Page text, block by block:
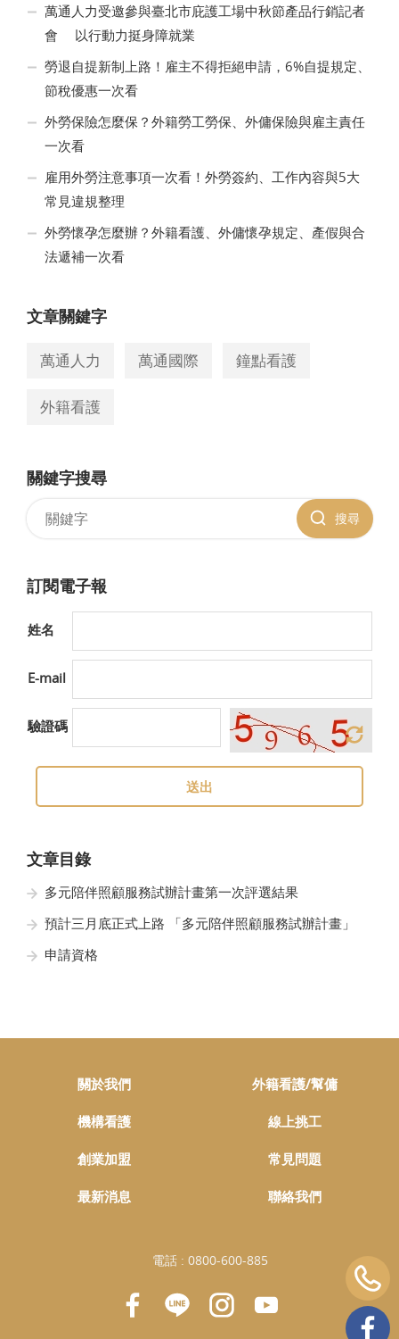
萬通人力受邀參與臺北市庇護工場中秋節產品行銷記者
會 以行動力挺身障就業
勞退自提新制上路！雇主不得拒絕申請，6%自提規定、
節稅優惠一次看
外勞保險怎麼保？外籍勞工勞保、外傭保險與雇主責任
一次看
雇用外勞注意事項一次看！外勞簽約、工作內容與5大
常見違規整理
外勞懷孕怎麼辦？外籍看護、外傭懷孕規定、產假與合
法遞補一次看
文章關鍵字
萬通人力 萬通國際 鐘點看護
外籍看護
關鍵字搜尋
搜尋
訂閱電子報
姓名
E-mail
驗證碼
送出
文章目錄
多元陪伴照顧服務試辦計畫第一次評選結果
預計三月底正式上路 「多元陪伴照顧服務試辦計畫」
申請資格
關於我們 外籍看護/幫傭
機構看護 線上挑工
創業加盟 常見問題
最新消息 聯絡我們
電話 : 0800-600-885